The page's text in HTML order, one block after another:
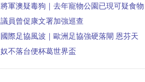
將軍澳疑毒狗｜去年寵物公園已現可疑食物
議員曾促康文署加強巡查
國際足協風波｜歐洲足協強硬落閘 恩芬天
奴不落台便杯葛世界盃